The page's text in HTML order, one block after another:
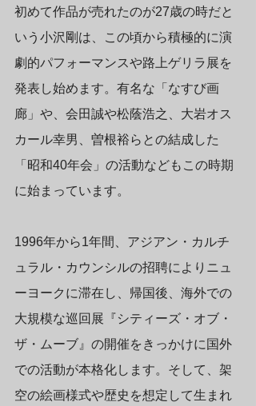
初めて作品が売れたのが27歳の時だと
いう小沢剛は、この頃から積極的に演
劇的パフォーマンスや路上ゲリラ展を
発表し始めます。有名な「なすび画
廊」や、会田誠や松蔭浩之、大岩オス
カール幸男、曽根裕らとの結成した
「昭和40年会」の活動などもこの時期
に始まっています。
1996年から1年間、アジアン・カルチ
ュラル・カウンシルの招聘によりニュ
ーヨークに滞在し、帰国後、海外での
大規模な巡回展『シティーズ・オブ・
ザ・ムーブ』の開催をきっかけに国外
での活動が本格化します。そして、架
空の絵画様式や歴史を想定して生まれ